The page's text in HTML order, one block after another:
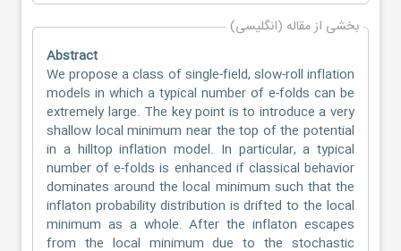
بخشی از مقاله (انگلیسی)
Abstract
We propose a class of single-field, slow-roll inflation
models in which a typical number of e-folds can be
extremely large. The key point is to introduce a very
shallow local minimum near the top of the potential
in a hilltop inflation model. In particular, a typical
number of e-folds is enhanced if classical behavior
dominates around the local minimum such that the
inflaton probability distribution is drifted to the local
minimum as a whole. After the inflaton escapes
from the local minimum due to the stochastic